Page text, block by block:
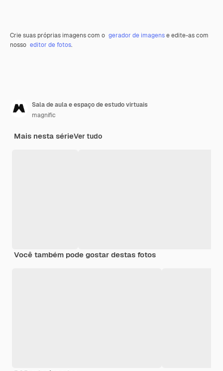
Crie suas próprias imagens com o gerador de imagense edite-as com
nosso editor de fotos.
Sala de aula e espaço de estudo virtuais
magnific
Mais nesta sérieVer tudo
Você também pode gostar destas fotos